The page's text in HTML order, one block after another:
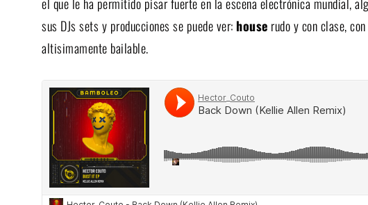
sus DJs sets y producciones se puede ver: house rudo y con clase,
altisimamente bailable.